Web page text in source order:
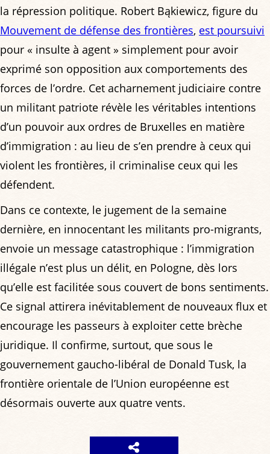
la répression politique. Robert Bąkiewicz, figure du
Mouvement de défense des frontières, est poursuivi
pour « insulte à agent » simplement pour avoir
exprimé son opposition aux comportements des
forces de l’ordre. Cet acharnement judiciaire contre
un militant patriote révèle les véritables intentions
d’un pouvoir aux ordres de Bruxelles en matière
d’immigration : au lieu de s’en prendre à ceux qui
violent les frontières, il criminalise ceux qui les
défendent.
Dans ce contexte, le jugement de la semaine
dernière, en innocentant les militants pro-migrants,
envoie un message catastrophique : l’immigration
illégale n’est plus un délit, en Pologne, dès lors
qu’elle est facilitée sous couvert de bons sentiments.
Ce signal attirera inévitablement de nouveaux flux et
encourage les passeurs à exploiter cette brèche
juridique. Il confirme, surtout, que sous le
gouvernement gaucho-libéral de Donald Tusk, la
frontière orientale de l’Union européenne est
désormais ouverte aux quatre vents.